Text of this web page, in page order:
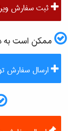
ثبت سفارش
ممکن است به
ارسال سفارش